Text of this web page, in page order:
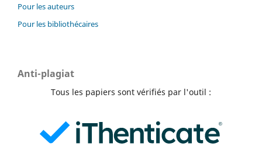
Pour les auteurs
Pour les bibliothécaires
Anti-plagiat
Tous les papiers sont vérifiés par l'outil :